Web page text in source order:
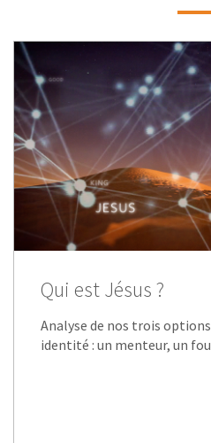
Qui est Jésus ?
Analyse de nos trois
identité : un menteur, un fou